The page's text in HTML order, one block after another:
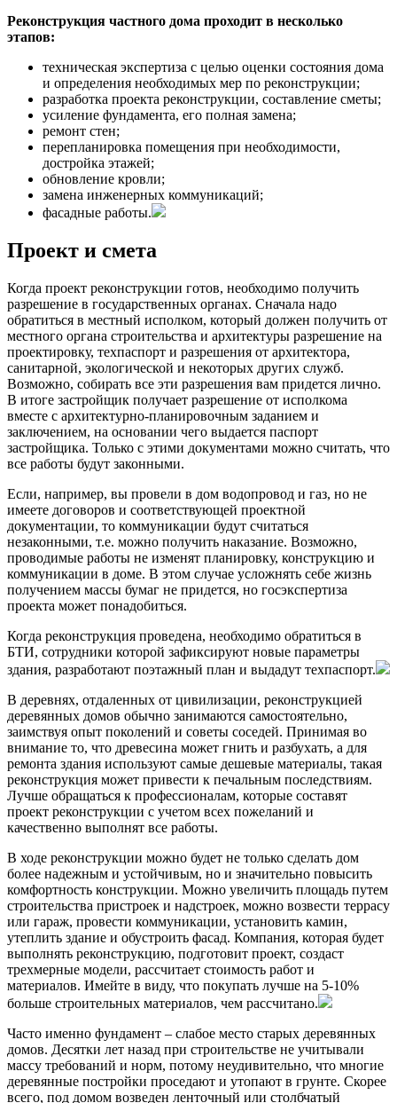
Реконструкция частного дома проходит в несколько
этапов:
техническая экспертиза с целью оценки состояния дома
и определения необходимых мер по реконструкции;
разработка проекта реконструкции, составление сметы;
усиление фундамента, его полная замена;
ремонт стен;
перепланировка помещения при необходимости,
достройка этажей;
обновление кровли;
замена инженерных коммуникаций;
фасадные работы.
Проект и смета
Когда проект реконструкции готов, необходимо получить
разрешение в государственных органах. Сначала надо
обратиться в местный исполком, который должен получить от
местного органа строительства и архитектуры разрешение на
проектировку, техпаспорт и разрешения от архитектора,
санитарной, экологической и некоторых других служб.
Возможно, собирать все эти разрешения вам придется лично.
В итоге застройщик получает разрешение от исполкома
вместе с архитектурно-планировочным заданием и
заключением, на основании чего выдается паспорт
застройщика. Только с этими документами можно считать, что
все работы будут законными.
Если, например, вы провели в дом водопровод и газ, но не
имеете договоров и соответствующей проектной
документации, то коммуникации будут считаться
незаконными, т.е. можно получить наказание. Возможно,
проводимые работы не изменят планировку, конструкцию и
коммуникации в доме. В этом случае усложнять себе жизнь
получением массы бумаг не придется, но госэкспертиза
проекта может понадобиться.
Когда реконструкция проведена, необходимо обратиться в
БТИ, сотрудники которой зафиксируют новые параметры
здания, разработают поэтажный план и выдадут техпаспорт.
В деревнях, отдаленных от цивилизации, реконструкцией
деревянных домов обычно занимаются самостоятельно,
заимствуя опыт поколений и советы соседей. Принимая во
внимание то, что древесина может гнить и разбухать, а для
ремонта здания используют самые дешевые материалы, такая
реконструкция может привести к печальным последствиям.
Лучше обращаться к профессионалам, которые составят
проект реконструкции с учетом всех пожеланий и
качественно выполнят все работы.
В ходе реконструкции можно будет не только сделать дом
более надежным и устойчивым, но и значительно повысить
комфортность конструкции. Можно увеличить площадь путем
строительства пристроек и надстроек, можно возвести террасу
или гараж, провести коммуникации, установить камин,
утеплить здание и обустроить фасад. Компания, которая будет
выполнять реконструкцию, подготовит проект, создаст
трехмерные модели, рассчитает стоимость работ и
материалов. Имейте в виду, что покупать лучше на 5-10%
больше строительных материалов, чем рассчитано.
Часто именно фундамент – слабое место старых деревянных
домов. Десятки лет назад при строительстве не учитывали
массу требований и норм, потому неудивительно, что многие
деревянные постройки проседают и утопают в грунте. Скорее
всего, под домом возведен ленточный или столбчатый